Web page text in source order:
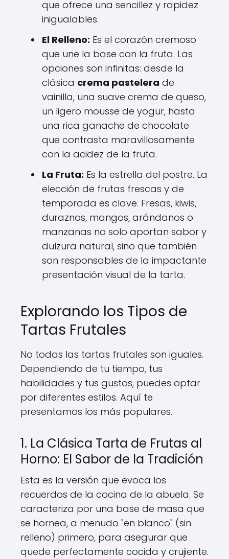
que ofrece una sencillez y rapidez
inigualables.
El Relleno: Es el corazón cremoso
que une la base con la fruta. Las
opciones son infinitas: desde la
clásica crema pastelera de
vainilla, una suave crema de queso,
un ligero mousse de yogur, hasta
una rica ganache de chocolate
que contrasta maravillosamente
con la acidez de la fruta.
La Fruta: Es la estrella del postre. La
elección de frutas frescas y de
temporada es clave. Fresas, kiwis,
duraznos, mangos, arándanos o
manzanas no solo aportan sabor y
dulzura natural, sino que también
son responsables de la impactante
presentación visual de la tarta.
Explorando los Tipos de
Tartas Frutales
No todas las tartas frutales son iguales.
Dependiendo de tu tiempo, tus
habilidades y tus gustos, puedes optar
por diferentes estilos. Aquí te
presentamos los más populares.
1. La Clásica Tarta de Frutas al
Horno: El Sabor de la Tradición
Esta es la versión que evoca los
recuerdos de la cocina de la abuela. Se
caracteriza por una base de masa que
se hornea, a menudo "en blanco" (sin
relleno) primero, para asegurar que
quede perfectamente cocida y crujiente.